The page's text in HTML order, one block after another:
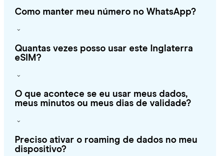
Como manter meu número no WhatsApp?
Quantas vezes posso usar este Inglaterra
eSIM?
O que acontece se eu usar meus dados,
meus minutos ou meus dias de validade?
Preciso ativar o roaming de dados no meu
dispositivo?